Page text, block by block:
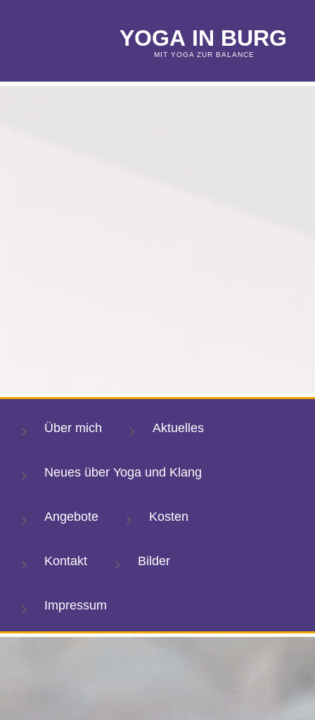
YOGA IN BURG
MIT YOGA ZUR BALANCE
Über mich Aktuelles
Neues über Yoga und Klang
Angebote Kosten
Kontakt Bilder
Impressum